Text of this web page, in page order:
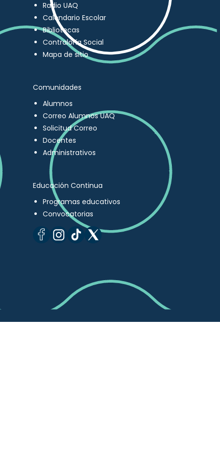
Radio UAQ
Calendario Escolar
Bibliotecas
Contraloría Social
Mapa de sitio
Comunidades
Alumnos
Correo Alumnos UAQ
Solicitud Correo
Docentes
Administrativos
Educación Continua
Programas educativos
Convocatorias